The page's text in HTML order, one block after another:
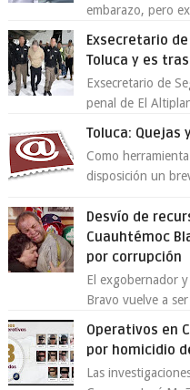
embarazo, pero
Exsecretario
Toluca y es
Exsecretario de
penal de El
Toluca: Quejas
Como
disposición un
Desvío de
Cuauhtémoc
por corrupción
El exgobernador
Bravo vuelve a
Operativos en
por homicidio
Las